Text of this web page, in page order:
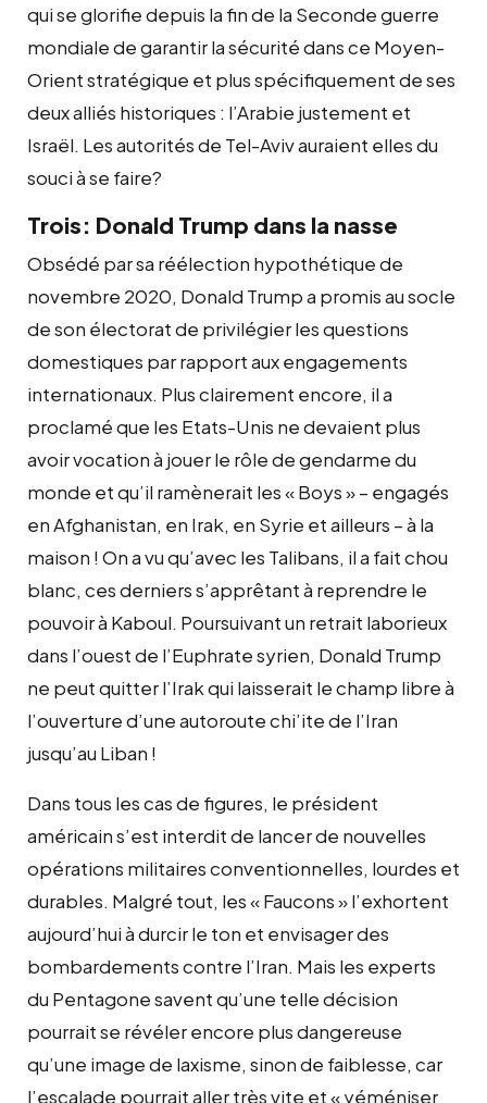
qui se glorifie depuis la fin de la Seconde guerre
mondiale de garantir la sécurité dans ce Moyen-
Orient stratégique et plus spécifiquement de ses
deux alliés historiques : l’Arabie justement et
Israël. Les autorités de Tel-Aviv auraient elles du
souci à se faire?
Trois: Donald Trump dans la nasse
Obsédé par sa réélection hypothétique de
novembre 2020, Donald Trump a promis au socle
de son électorat de privilégier les questions
domestiques par rapport aux engagements
internationaux. Plus clairement encore, il a
proclamé que les Etats-Unis ne devaient plus
avoir vocation à jouer le rôle de gendarme du
monde et qu’il ramènerait les « Boys » – engagés
en Afghanistan, en Irak, en Syrie et ailleurs – à la
maison ! On a vu qu’avec les Talibans, il a fait chou
blanc, ces derniers s’apprêtant à reprendre le
pouvoir à Kaboul. Poursuivant un retrait laborieux
dans l’ouest de l’Euphrate syrien, Donald Trump
ne peut quitter l’Irak qui laisserait le champ libre à
l’ouverture d’une autoroute chi’ite de l’Iran
jusqu’au Liban !
Dans tous les cas de figures, le président
américain s’est interdit de lancer de nouvelles
opérations militaires conventionnelles, lourdes et
durables. Malgré tout, les « Faucons » l’exhortent
aujourd’hui à durcir le ton et envisager des
bombardements contre l’Iran. Mais les experts
du Pentagone savent qu’une telle décision
pourrait se révéler encore plus dangereuse
qu’une image de laxisme, sinon de faiblesse, car
l’escalade pourrait aller très vite et « yéméniser